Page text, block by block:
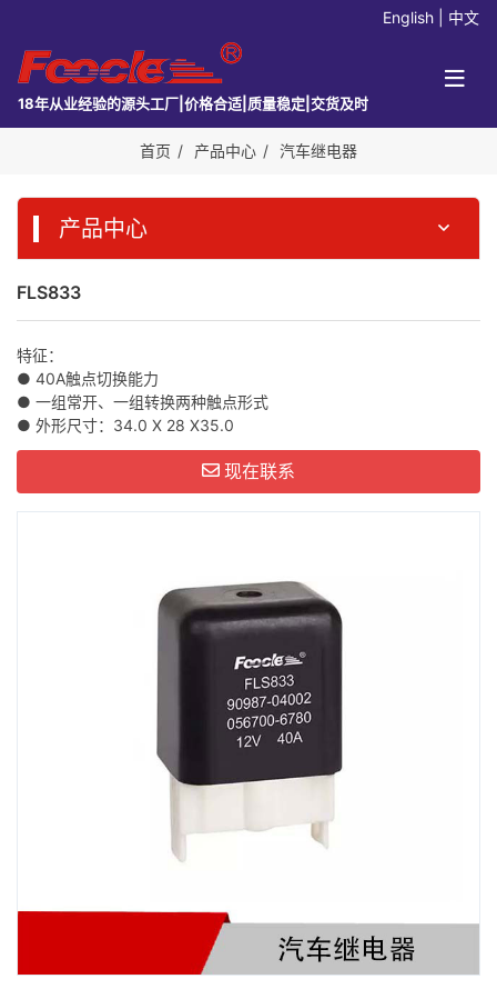
English 中文
18年从业经验的源头工厂|价格合适|质量稳定|交货及时
首页 产品中心 汽车继电器
产品中心
FLS833
特征：
● 40A触点切换能力
● 一组常开、一组转换两种触点形式
● 外形尺寸：34.0 X 28 X35.0
现在联系